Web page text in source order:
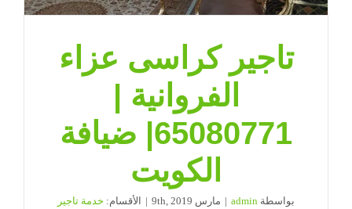
تاجير كراسى عزاء
الفروانية |
65080771| ضيافة
الكويت
بواسطة admin
| مارس 9th, 2019 | الأقسام: خدمة تاجير